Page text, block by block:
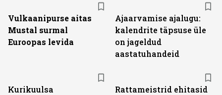
Vulkaanipurse aitas
Mustal surmal
Euroopas levida
Ajaarvamise ajalugu:
kalendrite täpsuse üle
on jageldud
aastatuhandeid
Kurikuulsa
Rattameistrid ehitasid